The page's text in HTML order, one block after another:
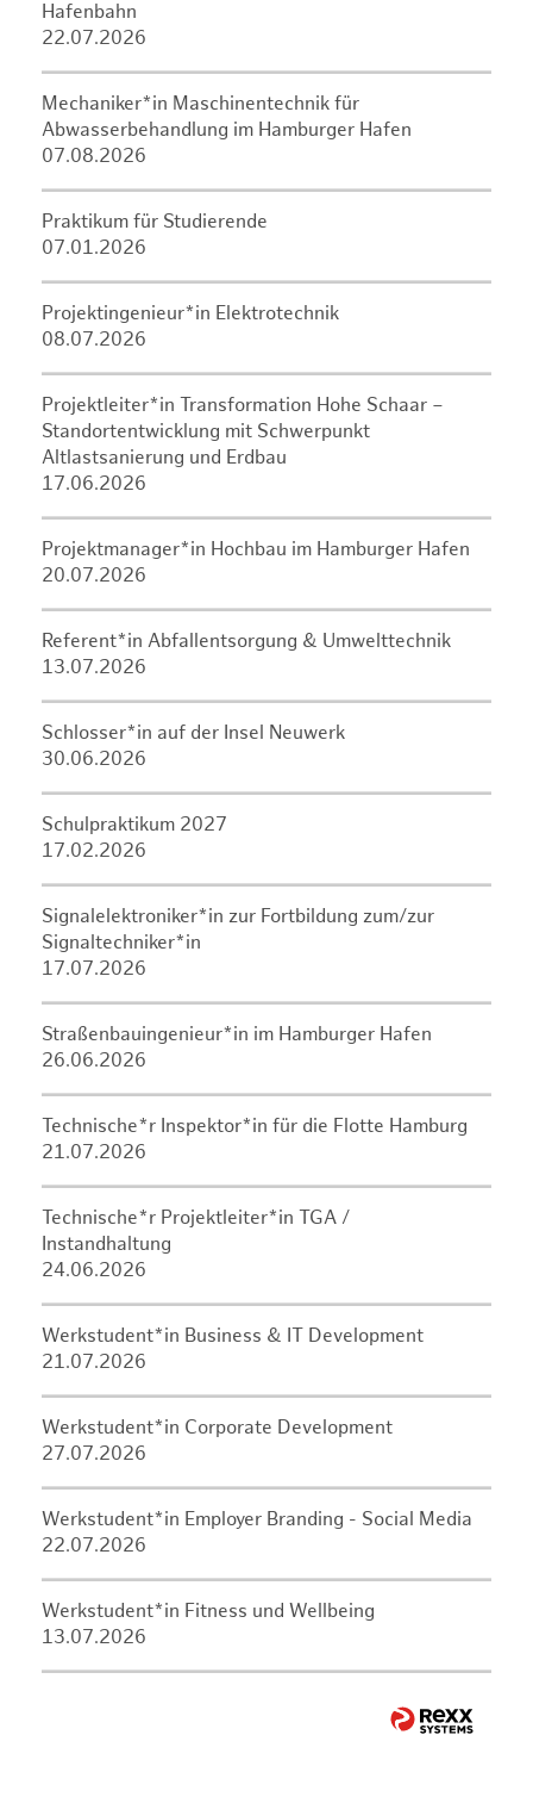
Hafenbahn
22.07.2026
Mechaniker*in Maschinentechnik für
Abwasserbehandlung im Hamburger Hafen
07.08.2026
Praktikum für Studierende
07.01.2026
Projektingenieur*in Elektrotechnik
08.07.2026
Projektleiter*in Transformation Hohe Schaar –
Standortentwicklung mit Schwerpunkt
Altlastsanierung und Erdbau
17.06.2026
Projektmanager*in Hochbau im Hamburger Hafen
20.07.2026
Referent*in Abfallentsorgung & Umwelttechnik
13.07.2026
Schlosser*in auf der Insel Neuwerk
30.06.2026
Schulpraktikum 2027
17.02.2026
Signalelektroniker*in zur Fortbildung zum/zur
Signaltechniker*in
17.07.2026
Straßenbauingenieur*in im Hamburger Hafen
26.06.2026
Technische*r Inspektor*in für die Flotte Hamburg
21.07.2026
Technische*r Projektleiter*in TGA /
Instandhaltung
24.06.2026
Werkstudent*in Business & IT Development
21.07.2026
Werkstudent*in Corporate Development
27.07.2026
Werkstudent*in Employer Branding - Social Media
22.07.2026
Werkstudent*in Fitness und Wellbeing
13.07.2026